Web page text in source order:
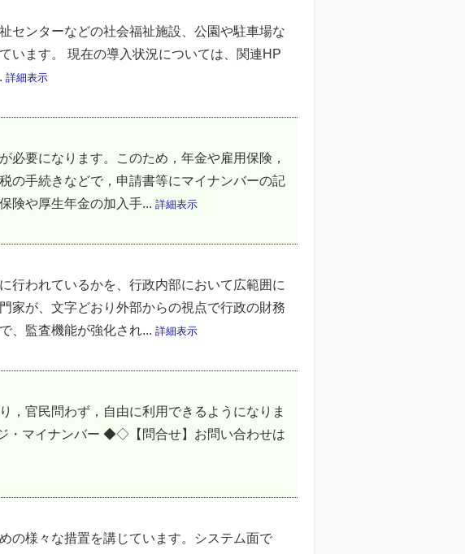
センターなどの社会福祉施設、公園や駐車場な
います。 現在の導入状況については、関連HP
詳細表示
要になります。このため，年金や雇用保険，
の手続きなどで，申請書等にマイナンバーの記
険や厚生年金の加入手... 詳細表示
行われているかを、行政内部において広範囲に
家が、文字どおり外部からの視点で行政の財務
、監査機能が強化され... 詳細表示
，官民問わず，自由に利用できるようになりま
・マイナンバー ◆◇【問合せ】お問い合わせは
の様々な措置を講じています。システム面で